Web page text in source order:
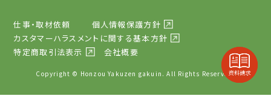
仕事・取材依頼
個人情報保護方針
カスタマーハラスメントに関する基本方針
特定商取引法表示
会社概要
Copyright © Honzou Yakuzen gakuin. All Rights Reserved.